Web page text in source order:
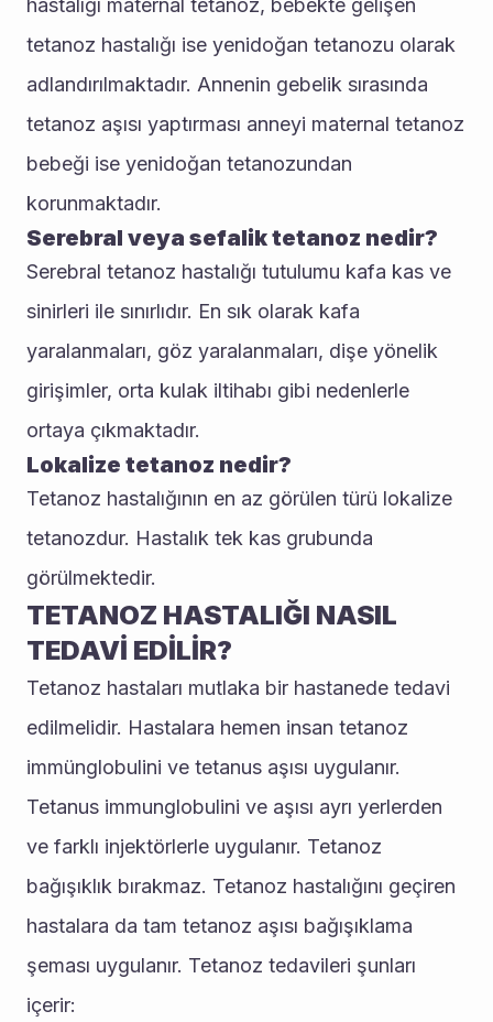
hastalığı maternal tetanoz, bebekte gelişen
tetanoz hastalığı ise yenidoğan tetanozu olarak
adlandırılmaktadır. Annenin gebelik sırasında
tetanoz aşısı yaptırması anneyi maternal tetanoz
bebeği ise yenidoğan tetanozundan
korunmaktadır.
Serebral veya sefalik tetanoz nedir?
Serebral tetanoz hastalığı tutulumu kafa kas ve
sinirleri ile sınırlıdır. En sık olarak kafa
yaralanmaları, göz yaralanmaları, dişe yönelik
girişimler, orta kulak iltihabı gibi nedenlerle
ortaya çıkmaktadır.
Lokalize tetanoz nedir?
Tetanoz hastalığının en az görülen türü lokalize
tetanozdur. Hastalık tek kas grubunda
görülmektedir.
TETANOZ HASTALIĞI NASIL
TEDAVİ EDİLİR?
Tetanoz hastaları mutlaka bir hastanede tedavi
edilmelidir. Hastalara hemen insan tetanoz
immünglobulini ve tetanus aşısı uygulanır.
Tetanus immunglobulini ve aşısı ayrı yerlerden
ve farklı injektörlerle uygulanır. Tetanoz
bağışıklık bırakmaz. Tetanoz hastalığını geçiren
hastalara da tam tetanoz aşısı bağışıklama
şeması uygulanır. Tetanoz tedavileri şunları
içerir: